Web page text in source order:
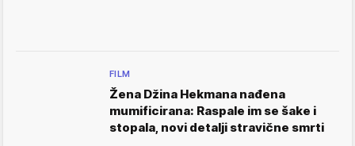
FILM
Žena Džina Hekmana nađena
mumificirana: Raspale im se šake i
stopala, novi detalji stravične smrti